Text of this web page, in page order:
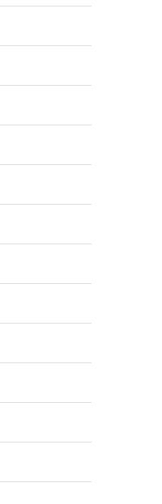
সারা বছরই ঠাণ্ডা থাকে সৌদি